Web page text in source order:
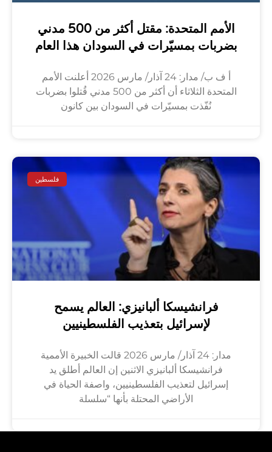
الأمم المتحدة: مقتل أكثر من 500 مدني
بضربات بمسيّرات في السودان هذا العام
أ ف ب/ مدار: 24 آذار/ مارس 2026 أعلنت الأمم
المتحدة الثلاثاء أن أكثر من 500 مدني قُتلوا بضربات
نُفّذت بمسيّرات في السودان بين كانون
فلسطين
فرانشيسكا ألبانيزي: العالم يسمح
لإسرائيل بتعذيب الفلسطينيين
مدار: 24 آذار/ مارس 2026 قالت الخبيرة الأممية
فرانشيسكا ألبانيزي الاثنين إن العالم أطلق يد
إسرائيل لتعذيب الفلسطينيين، واصفة الحياة في
الأراضي المحتلة بأنها “سلسلة